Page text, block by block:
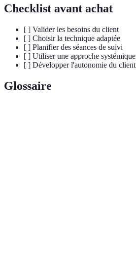
Checklist avant achat
[ ] Valider les besoins du client
[ ] Choisir la technique adaptée
[ ] Planifier des séances de suivi
[ ] Utiliser une approche systémique
[ ] Développer l'autonomie du client
Glossaire